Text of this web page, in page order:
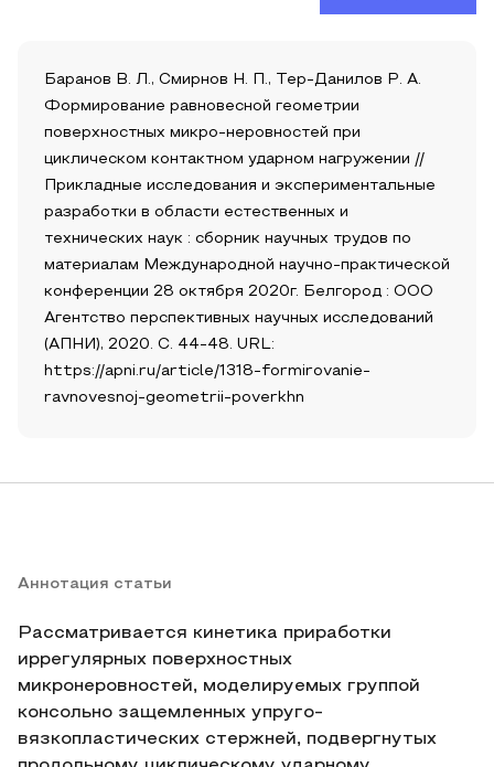
Баранов В. Л., Смирнов Н. П., Тер-Данилов Р. А.
Формирование равновесной геометрии
поверхностных микро-неровностей при
циклическом контактном ударном нагружении //
Прикладные исследования и экспериментальные
разработки в области естественных и
технических наук : сборник научных трудов по
материалам Международной научно-практической
конференции 28 октября 2020г. Белгород : ООО
Агентство перспективных научных исследований
(АПНИ), 2020. С. 44-48. URL:
https://apni.ru/article/1318-formirovanie-
ravnovesnoj-geometrii-poverkhn
Аннотация статьи
Рассматривается кинетика приработки
иррегулярных поверхностных
микронеровностей, моделируемых группой
консольно защемленных упруго-
вязкопластических стержней, подвергнутых